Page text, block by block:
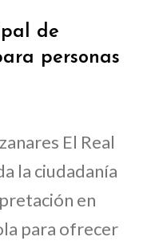
de
personas
El Real
la ciudadanía
en
para ofrecer